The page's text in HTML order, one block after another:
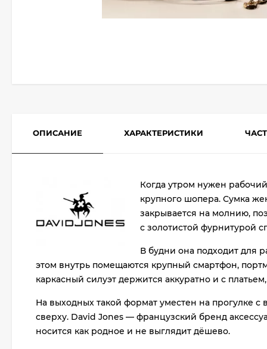
ОПИСАНИЕ ХАРАКТЕРИСТИКИ
Когда утром нужен
крупного шопера. Сумка
закрывается на молнию,
с золотистой фурнитурой
В будни она подходит для
этом внутрь помещаются крупный смартфон,
каркасный силуэт держится аккуратно и с
На выходных такой формат уместен на прогулке
сверху. David Jones — французский бренд
носится как родное и не выглядит дёшево.